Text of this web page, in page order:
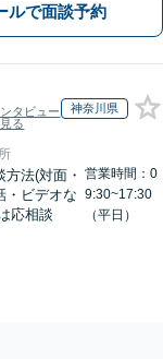
ルで面談予約
タビュー
る
神奈川県
方法(対面・
・ビデオな
応相談
営業時間：0
9:30~17:30
（平日）